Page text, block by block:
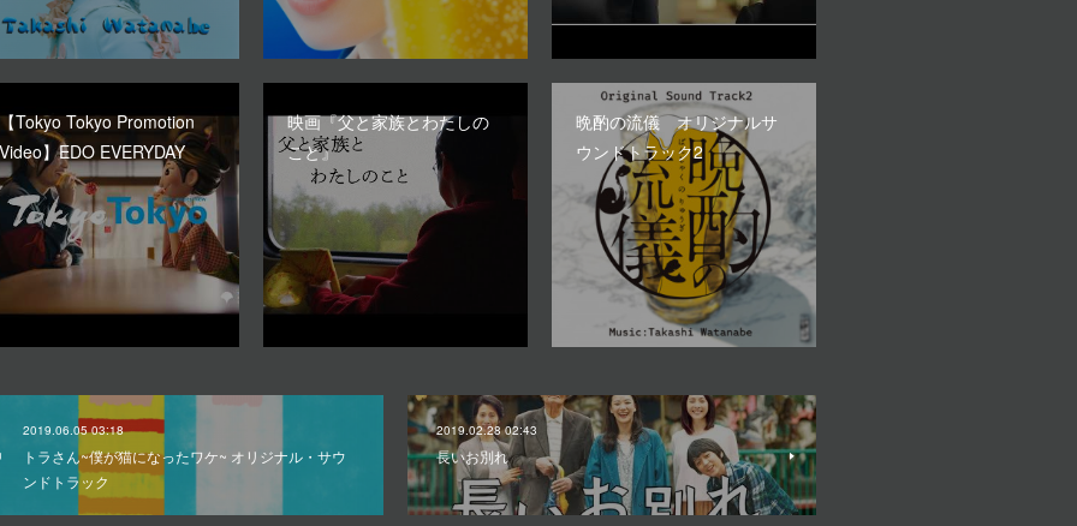
【Tokyo Tokyo Promotion
Video】EDO EVERYDAY
映画『父と家族とわたしの
こと』
晩酌の流儀 オリジナルサ
ウンドトラック2
2019.06.05 03:18
トラさん~僕が猫になったワケ~ オリジナル・サウ
ンドトラック
2019.02.28 02:43
長いお別れ